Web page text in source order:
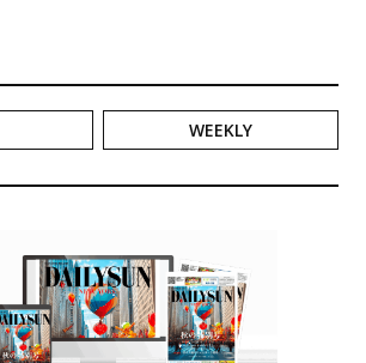
WEEKLY